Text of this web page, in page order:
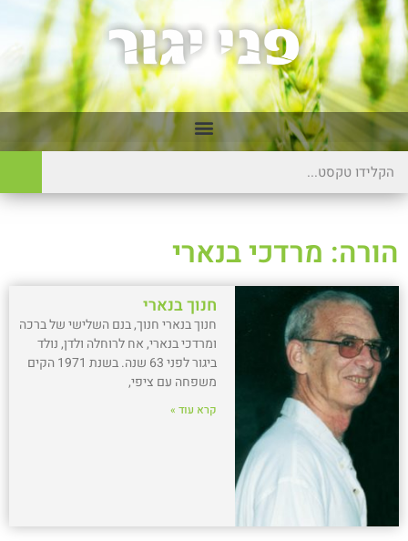
הורה: מרדכי בנארי
חנוך בנארי
חנוך בנארי חנוך, בנם השלישי של ברכה
ומרדכי בנארי, אח לרוחלה ולדן, נולד
ביגור לפני 63 שנה. בשנת 1971 הקים
משפחה עם ציפי,
קרא עוד »